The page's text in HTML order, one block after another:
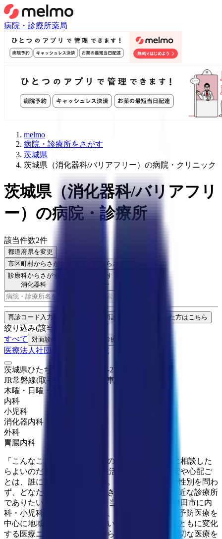
病院・診療所薬局
melmo
病院・診療所をさがす
茨城県
茨城県（消化器科/バリアフリー）の病院・クリニック
茨城県（消化器科/バリアフリ
ー） の病院・診療所
該当件数2件
都道府県を変更
市区町村からさがす
からさがす
診療科からさがす
消化器科
特徴からさがす
バリアフリー
検索
再診コード入力 病院・診療所から再診コードを受け取った方はこちら
絞り込み(該当件数:
すべて
対面診療可 オンライン診療可
医療法人社団功秀会 亀山医院
茨城県ひたちなか市馬渡3283-2
JR常磐線(取手～いわき)
車
木曜・日曜・祝日
内科
小児科
消化器内科
外科
胃腸内科
「こんなことを聞いてもいいのかな？」 「どこに相談した
らよいのだろう？」 健康や生活の中で生じる不安や心配ご
とは、誰にでもあるものです。私たちは、年齢や性別を問わ
ず、どなたでも気軽に相談できる、敷居の低い身近な診療所
でありたいと考えています。 当院は1963年、旧勝田市に内
科・小児科医院として開院し、以来、一般診療と予防医療を
中心に地域医療に携わってまいりました。時代とともに変化
する医療ニーズに対応しながら、地域の皆様に適切な医療を